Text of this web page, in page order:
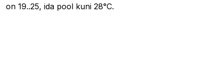
on 19..25, ida pool kuni 28°C.